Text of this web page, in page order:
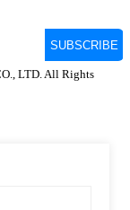
LTD. All Rights